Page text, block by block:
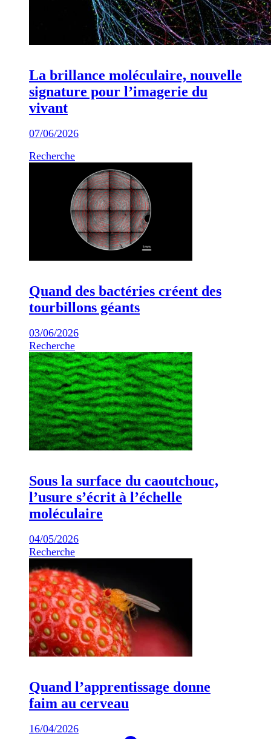
La brillance moléculaire, nouvelle
signature pour l’imagerie du
vivant
07/06/2026
Recherche
Quand des bactéries créent des
tourbillons géants
03/06/2026
Recherche
Sous la surface du caoutchouc,
l’usure s’écrit à l’échelle
moléculaire
04/05/2026
Recherche
Quand l’apprentissage donne
faim au cerveau
16/04/2026